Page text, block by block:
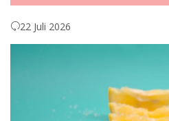
22 Juli 2026